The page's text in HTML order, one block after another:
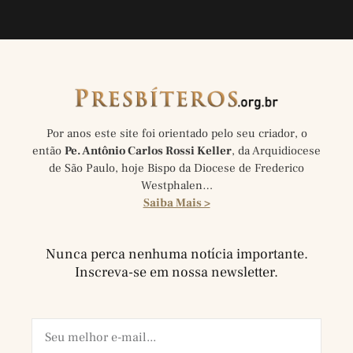
Por anos este site foi orientado pelo seu criador, o
então Pe. Antônio Carlos Rossi Keller, da Arquidiocese
de São Paulo, hoje Bispo da Diocese de Frederico
Westphalen…
Saiba Mais >
Nunca perca nenhuma notícia importante.
Inscreva-se em nossa newsletter.